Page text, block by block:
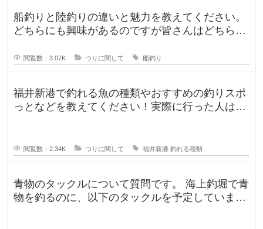
船釣りと陸釣りの違いと魅力を教えてください。
どちらにも興味があるのですが皆さんはどちらが
閲覧数：3.07K つりに関して 船釣り
福井新港で釣れる魚の種類やおすすめの釣りスポ
っとなどを教えてください！実際に行った人はど
閲覧数：2.34K つりに関して 福井新港 釣れる種類
青物のタックルについて質問です。 海上釣堀で青
物を釣るのに、以下のタックルを予定していま